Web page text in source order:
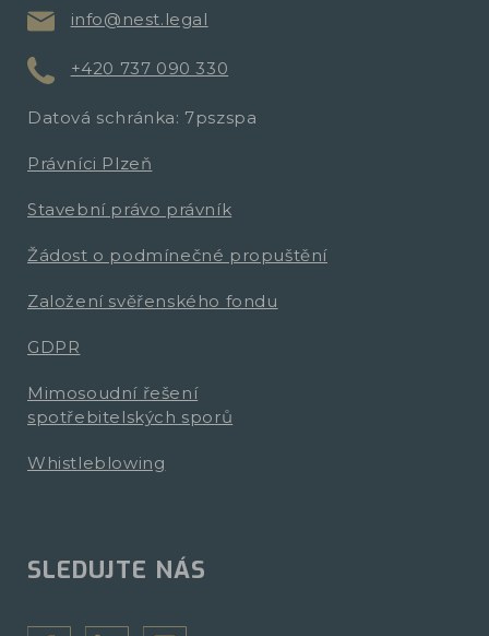
info@nest.legal
+420 737 090 330
Datová schránka: 7pszspa
Právníci Plzeň
Stavební právo právník
Žádost o podmínečné propuštění
Založení svěřenského fondu
GDPR
Mimosoudní řešení
spotřebitelských sporů
Whistleblowing
SLEDUJTE NÁS